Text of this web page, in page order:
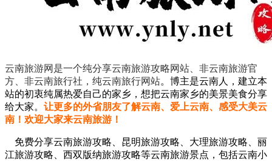
云南旅游网是一个纯分享云南旅游攻略网站、非云南旅游官
方、非云南旅行社，纯云南旅行网站。 博主是云南人，建立本
站的初衷纯属热爱自己的家乡，想把云南家乡的美景美食分享
给大家。 让更多的外省朋友了解云南、爱上云南、感受大美云
南！欢迎大家来云南旅游！
免费分享云南旅游攻略、昆明旅游攻略、大理旅游攻略、丽
江旅游攻略、西双版纳旅游攻略等云南旅游景点，包括云南小